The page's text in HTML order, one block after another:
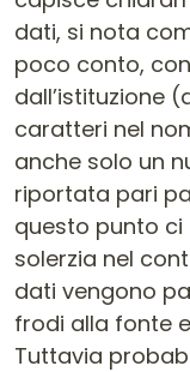
dati, si nota
poco conto,
dall’istituzione
caratteri nel
anche solo un
riportata pari
questo punto
solerzia nel
dati vengono
frodi alla fonte
Tuttavia